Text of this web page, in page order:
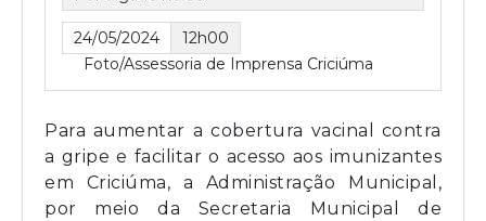
24/05/2024
12h00
Foto/Assessoria de Imprensa Criciúma
Para aumentar a cobertura vacinal contra
a gripe e facilitar o acesso aos imunizantes
em Criciúma, a Administração Municipal,
por meio da Secretaria Municipal de